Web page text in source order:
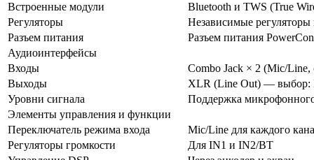
Встроенные модули
Bluetooth и TWS (True
Регуляторы
Независимые
Разъем питания
Разъем питания
Аудиоинтерфейсы
Входы
Combo Jack × 2 (Mic/
Выходы
XLR (Line Out) — выбор:
Уровни сигнала
Поддержка
Элементы управления и функции
Переключатель режима входа
Mic/Line для каждого
Регуляторы громкости
Для IN1 и IN2/BT